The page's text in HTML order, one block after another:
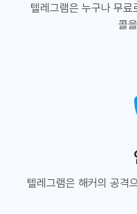
텔레그램은 누구나 무
콜
텔레그램은 해커의 공격